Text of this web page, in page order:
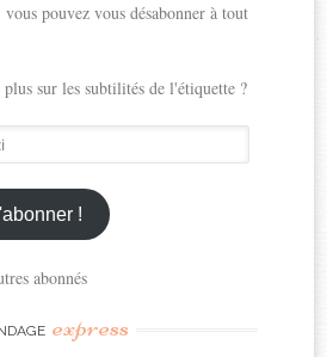
pouvez vous désabonner à tout
sur les subtilités de l'étiquette ?
!
abonnés
express